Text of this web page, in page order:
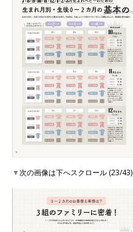
▼次の画像は下へスクロール (23/43)